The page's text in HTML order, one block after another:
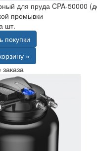
для пруда CPA-50000
промывки
шт.
покупки
»